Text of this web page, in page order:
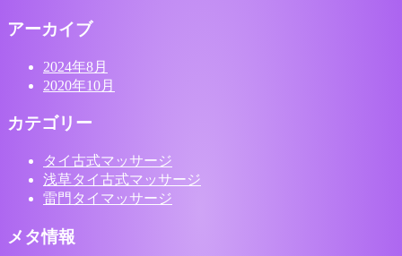
アーカイブ
2024年8月
2020年10月
カテゴリー
タイ古式マッサージ
浅草タイ古式マッサージ
雷門タイマッサージ
メタ情報